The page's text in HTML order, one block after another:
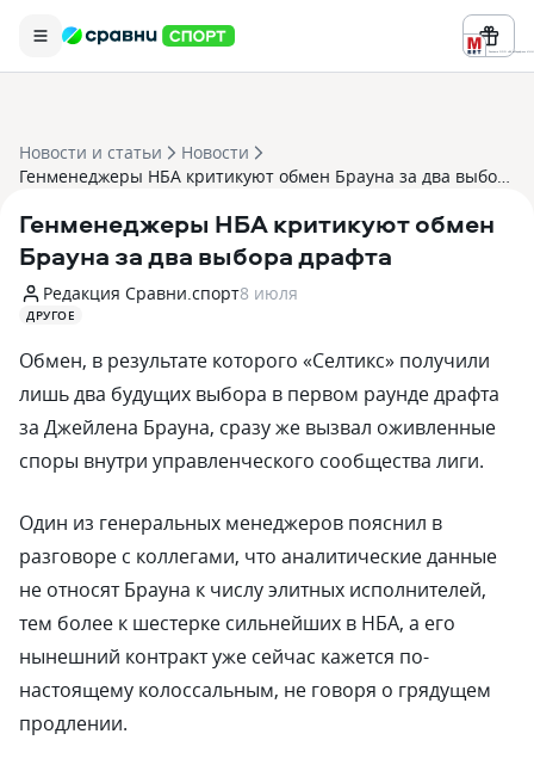
Реклама ООО «БК «Марафон» ИНН
Новости и статьи
Новости
Генменеджеры НБА критикуют обмен Брауна за два выбора драфта
Генменеджеры НБА критикуют обмен
Брауна за два выбора драфта
Редакция Сравни.спорт8 июля
ДРУГОЕ
Обмен, в результате которого «Селтикс» получили
лишь два будущих выбора в первом раунде драфта
за Джейлена Брауна, сразу же вызвал оживленные
споры внутри управленческого сообщества лиги.
Один из генеральных менеджеров пояснил в
разговоре с коллегами, что аналитические данные
не относят Брауна к числу элитных исполнителей,
тем более к шестерке сильнейших в НБА, а его
нынешний контракт уже сейчас кажется по-
настоящему колоссальным, не говоря о грядущем
продлении.